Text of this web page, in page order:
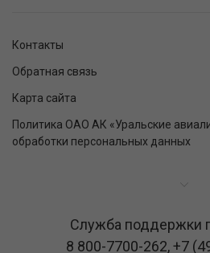
Контакты
Обратная связь
Карта сайта
Политика ОАО АК «Уральские
обработки персональных данных
Служба поддержки
8 800-7700-262,+7